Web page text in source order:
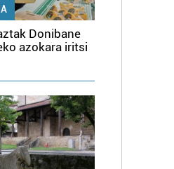
Donibane
azokara iritsi